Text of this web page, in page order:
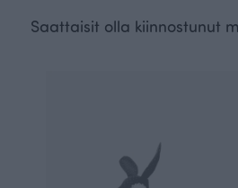
Saattaisit olla kiinnostunut